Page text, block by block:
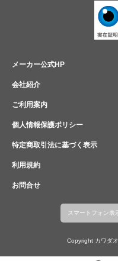
メーカー公式HP
会社紹介
ご利用案内
個人情報保護ポリシー
特定商取引法に基づく表示
利用規約
お問合せ
スマートフォン表
Copyright カワダ